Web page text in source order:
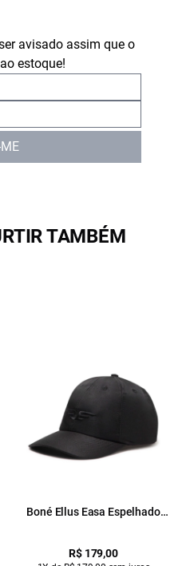
avisado assim que o
estoque!
TAMBÉM
Boné Ellus Easa Espelhado
R$ 179,00